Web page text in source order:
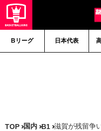
Bリーグ 日本代表
TOP 国内 B1 滋賀が残留争